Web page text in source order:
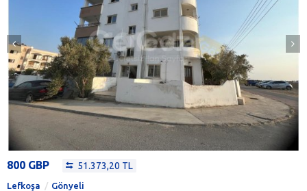
800 GBP 51.373,20 TL
Lefkoşa Gönyeli